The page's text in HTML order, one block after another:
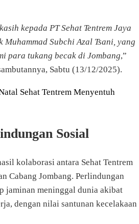
kepada PT Sehat Tentrem Jaya
Muhammad Subchi Azal Tsani, yang
para tukang becak di Jombang,”
Sabtu (13/12/2025).
Sehat Tentrem Menyentuh
Sosial
kolaborasi antara Sehat Tentrem
Cabang Jombang. Perlindungan
jaminan meninggal dunia akibat
dengan nilai santunan kecelakaan